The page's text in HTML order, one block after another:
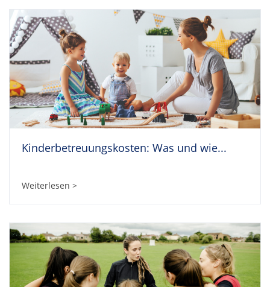
Kinderbetreuungskosten: Was und wie...
Weiterlesen >